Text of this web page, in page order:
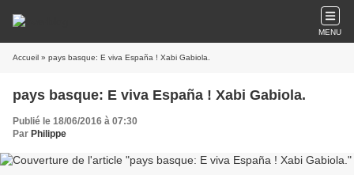
MENU
Accueil » pays basque: E viva España ! Xabi Gabiola.
pays basque: E viva España ! Xabi Gabiola.
Publié le 18/06/2016 à 07:30
Par Philippe